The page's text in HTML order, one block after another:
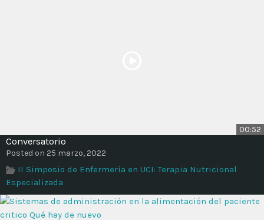
00:52
Conversatorio
Posted on 25 marzo, 2022
II Simposio de Enfermería en UCI: Terapia Nutricional
Especializada